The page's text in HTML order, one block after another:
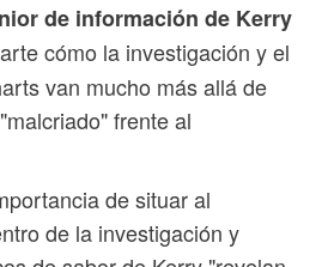
de información de Kerry
cómo la investigación y el
van mucho más allá de
frente al
de situar al
de la investigación y